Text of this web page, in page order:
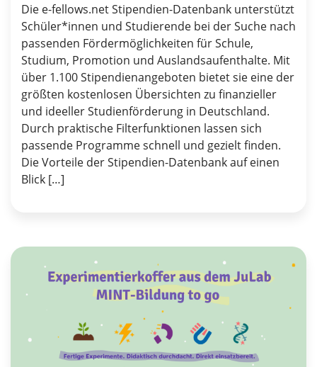
Die e-fellows.net Stipendien-Datenbank unterstützt
Schüler*innen und Studierende bei der Suche nach
passenden Fördermöglichkeiten für Schule,
Studium, Promotion und Auslandsaufenthalte. Mit
über 1.100 Stipendienangeboten bietet sie eine der
größten kostenlosen Übersichten zu finanzieller
und ideeller Studienförderung in Deutschland.
Durch praktische Filterfunktionen lassen sich
passende Programme schnell und gezielt finden.
Die Vorteile der Stipendien-Datenbank auf einen
Blick […]